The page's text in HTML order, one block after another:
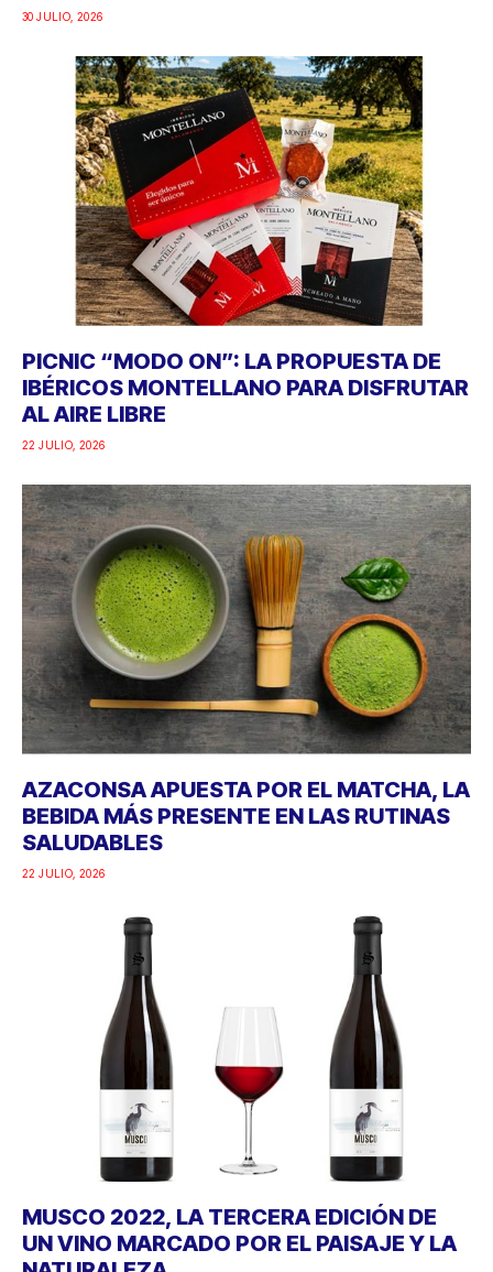
30 JULIO, 2026
PICNIC “MODO ON”: LA PROPUESTA DE
IBÉRICOS MONTELLANO PARA DISFRUTAR
AL AIRE LIBRE
22 JULIO, 2026
AZACONSA APUESTA POR EL MATCHA, LA
BEBIDA MÁS PRESENTE EN LAS RUTINAS
SALUDABLES
22 JULIO, 2026
MUSCO 2022, LA TERCERA EDICIÓN DE
UN VINO MARCADO POR EL PAISAJE Y LA